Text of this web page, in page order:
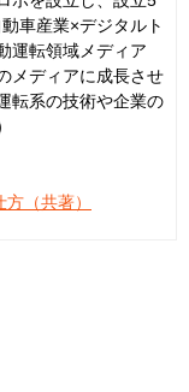
車産業×デジタルト
運転領域メディア
メディアに成長させ
転系の技術や企業の
（共著）